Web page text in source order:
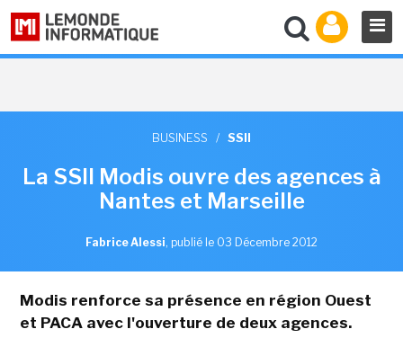
BUSINESS / SSII
La SSII Modis ouvre des agences à
Nantes et Marseille
Fabrice Alessi, publié le 03 Décembre 2012
Modis renforce sa présence en région Ouest
et PACA avec l'ouverture de deux agences.